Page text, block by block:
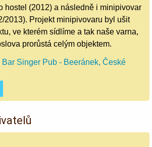
hostel (2012) a následně i minipivovar
2013). Projekt minipivovaru byl ušit
ve kterém sídlíme a tak naše varna,
prorůstá celým objektem.
Bar Singer Pub - Beeránek, České